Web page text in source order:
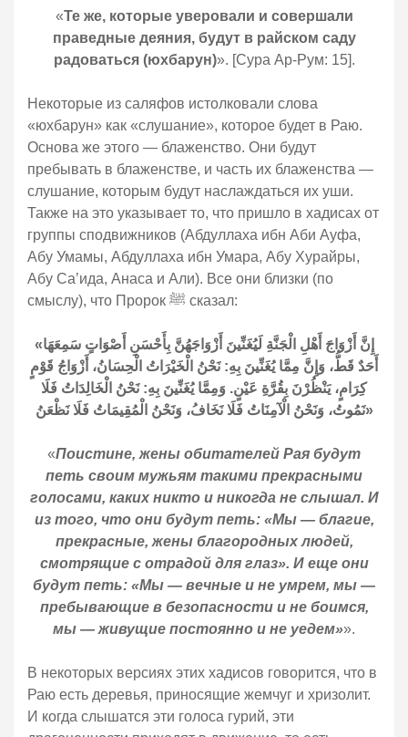
«Те же, которые уверовали и совершали
праведные деяния, будут в райском саду
радоваться (юхбарун)». [Сура Ар-Рум: 15].
Некоторые из саляфов истолковали слова
«юхбарун» как «слушание», которое будет в Раю.
Основа же этого — блаженство. Они будут
пребывать в блаженстве, и часть их блаженства —
слушание, которым будут наслаждаться их уши.
Также на это указывает то, что пришло в хадисах от
группы сподвижников (Абдуллаха ибн Аби Ауфа,
Абу Умамы, Абдуллаха ибн Умара, Абу Хурайры,
Абу Са’ида, Анаса и Али). Все они близки (по
смыслу), что Пророк ﷺ сказал:
«إِنَّ أَزْوَاجَ أَهْلِ الْجَنَّةِ لَيُغَنِّينَ أَزْوَاجَهُنَّ بِأَحْسَنِ أَصْوَاتٍ سَمِعَهَا
أَحَدٌ قَطُّ، وَإِنَّ مِمَّا يُغَنِّينَ بِهِ: نَحْنُ الْخَيْرَاتُ الْحِسَانُ، أَزْوَاجُ قَوْمٍ
كِرَامٍ، يَنْظُرْنَ بِقُرَّةِ عَيْنٍ. وَمِمَّا يُغَنِّينَ بِهِ: نَحْنُ الْخَالِدَاتُ فَلَا
نَمُوتُ، وَنَحْنُ الْآمِنَاتُ فَلَا نَخَافُ، وَنَحْنُ الْمُقِيمَاتُ فَلَا نَظْعَنُ»
«Поистине, жены обитателей Рая будут
петь своим мужьям такими прекрасными
голосами, каких никто и никогда не слышал. И
из того, что они будут петь: «Мы — благие,
прекрасные, жены благородных людей,
смотрящие с отрадой для глаз». И еще они
будут петь: «Мы — вечные и не умрем, мы —
пребывающие в безопасности и не боимся,
мы — живущие постоянно и не уедем»».
В некоторых версиях этих хадисов говорится, что в
Раю есть деревья, приносящие жемчуг и хризолит.
И когда слышатся эти голоса гурий, эти